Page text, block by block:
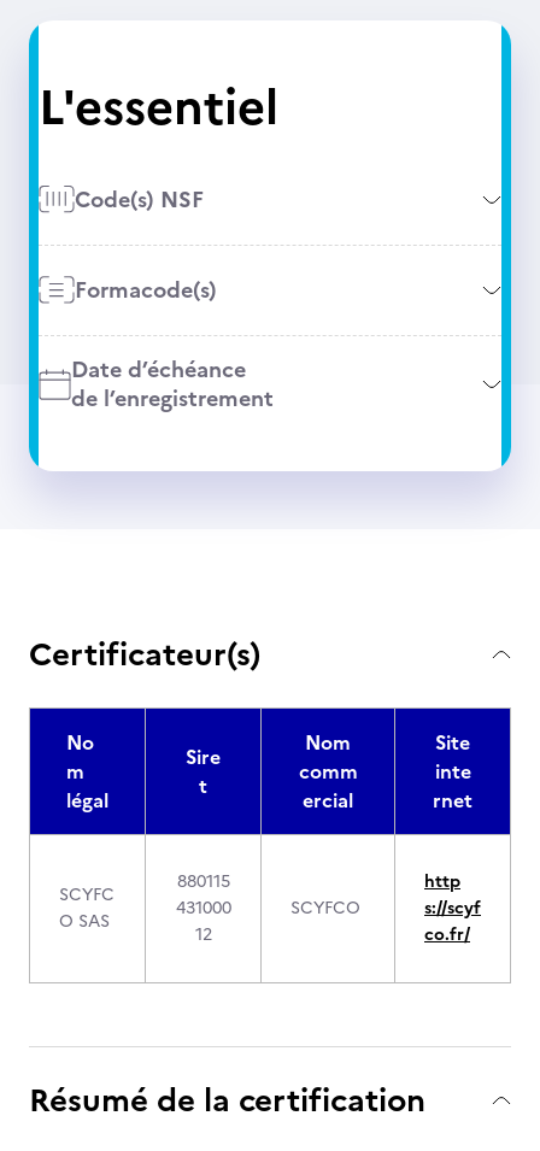
L'essentiel
Code(s) NSF
Formacode(s)
Date d’échéance
de l’enregistrement
Certificateur(s)
No
m
légal
Sire
t
Nom
comm
ercial
Site
inte
rnet
SCYFC
O SAS
880115
431000
12
SCYFCO
http
s://scyf
co.fr/
Résumé de la certification